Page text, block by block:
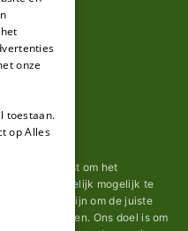
uiterste best om het
zo gemakkelijk mogelijk te
het kan zijn om de juiste
te vinden. Ons doel is om
onze
toestaan.
op Alles